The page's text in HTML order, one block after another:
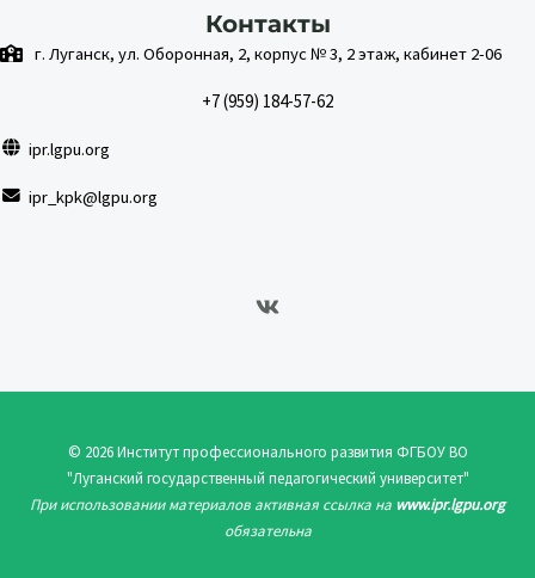
Контакты
г. Луганск, ул. Оборонная, 2, корпус № 3, 2 этаж, кабинет 2-06
+7 (959) 184-57-62
ipr.lgpu.org
ipr_kpk@lgpu.org
© 2026 Институт профессионального развития ФГБОУ ВО
"Луганский государственный педагогический университет"
При использовании материалов активная ссылка на www.ipr.lgpu.org
обязательна